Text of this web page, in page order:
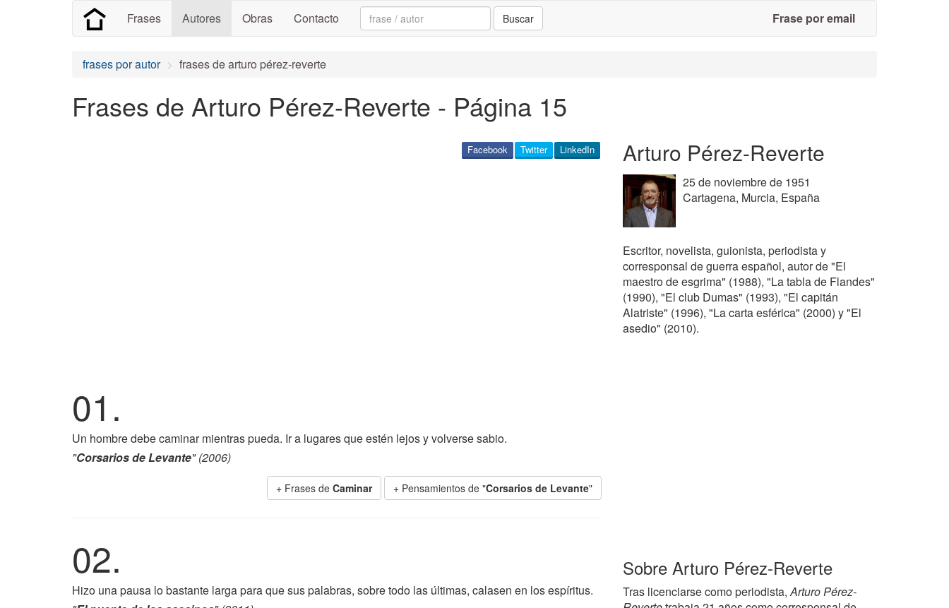
Frases Autores Obras Contacto Search: Buscar Frase por email
frases por autor frases de arturo pérez-reverte
Frases de Arturo Pérez-Reverte - Página 15
LinkedIn
Twitter
Facebook
01.
Un hombre debe caminar mientras pueda. Ir a lugares que estén lejos y volverse sabio.
"Corsarios de Levante" (2006)
+ Frases de Caminar + Pensamientos de "Corsarios de Levante"
02.
Hizo una pausa lo bastante larga para que sus palabras, sobre todo las últimas, calasen en los espíritus.
Arturo Pérez-Reverte
25 de noviembre de 1951
Cartagena, Murcia, España
Escritor, novelista, guionista, periodista y
corresponsal de guerra español, autor de "El
maestro de esgrima" (1988), "La tabla de Flandes"
(1990), "El club Dumas" (1993), "El capitán
Alatriste" (1996), "La carta esférica" (2000) y "El
asedio" (2010).
Sobre Arturo Pérez-Reverte
Tras licenciarse como periodista,Arturo Pérez-